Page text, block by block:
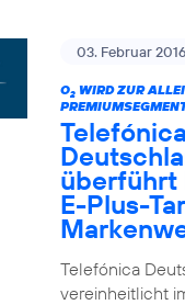
03. Februar 2016
O2WIRD ZUR
Telefónica
überführt
E-Plus-
Telefónica
vereinheitlicht